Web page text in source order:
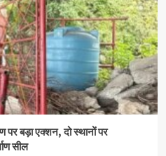
पर बड़ा एक्शन, दो स्थानों पर
सील